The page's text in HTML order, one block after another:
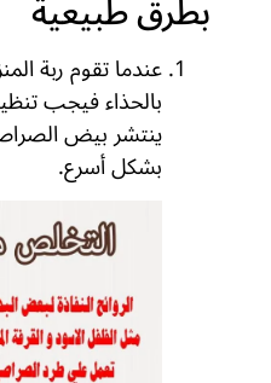
عندما تقوم ربة
بالحذاء فيجب
ينتشر بيض
بشكل أسرع.